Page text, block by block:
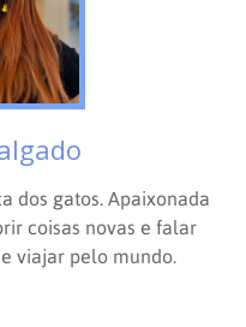
dos gatos. Apaixonada
coisas novas e falar
viajar pelo mundo.